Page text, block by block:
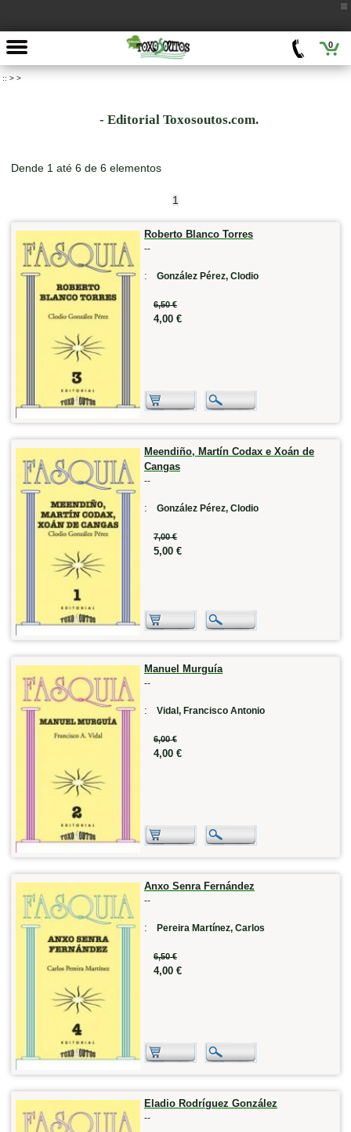
0
:: > >
- Editorial Toxosoutos.com.
Dende 1 até 6 de 6 elementos
1
Roberto Blanco Torres
--
: González Pérez, Clodio
6,50 €
4,00 €
Meendiño, Martín Codax e Xoán de
Cangas
--
: González Pérez, Clodio
7,00 €
5,00 €
Manuel Murguía
--
: Vidal, Francisco Antonio
6,00 €
4,00 €
Anxo Senra Fernández
--
: Pereira Martínez, Carlos
6,50 €
4,00 €
Eladio Rodríguez González
--